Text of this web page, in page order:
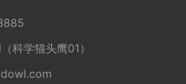
学猫头鹰01）